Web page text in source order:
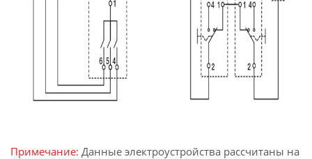
Примечание: Данные электроустройства рассчитаны на